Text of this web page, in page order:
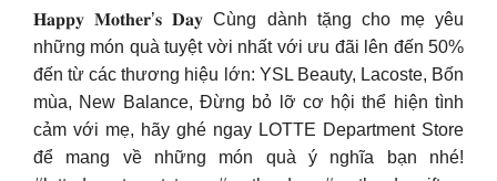
𝐇𝐚𝐩𝐩𝐲 𝐌𝐨𝐭𝐡𝐞𝐫’𝐬 𝐃𝐚𝐲 Cùng dành tặng cho mẹ yêu
những món quà tuyệt vời nhất với ưu đãi lên đến 50%
đến từ các thương hiệu lớn: YSL Beauty, Lacoste, Bốn
mùa, New Balance, Đừng bỏ lỡ cơ hội thể hiện tình
cảm với mẹ, hãy ghé ngay LOTTE Department Store
để mang về những món quà ý nghĩa bạn nhé!